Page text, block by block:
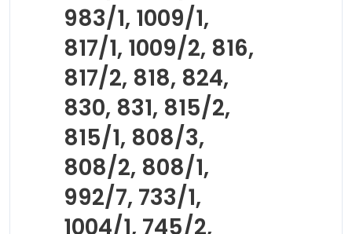
983/1, 1009/1,
817/1, 1009/2, 816,
817/2, 818, 824,
830, 831, 815/2,
815/1, 808/3,
808/2, 808/1,
992/7, 733/1,
1004/1, 745/2,